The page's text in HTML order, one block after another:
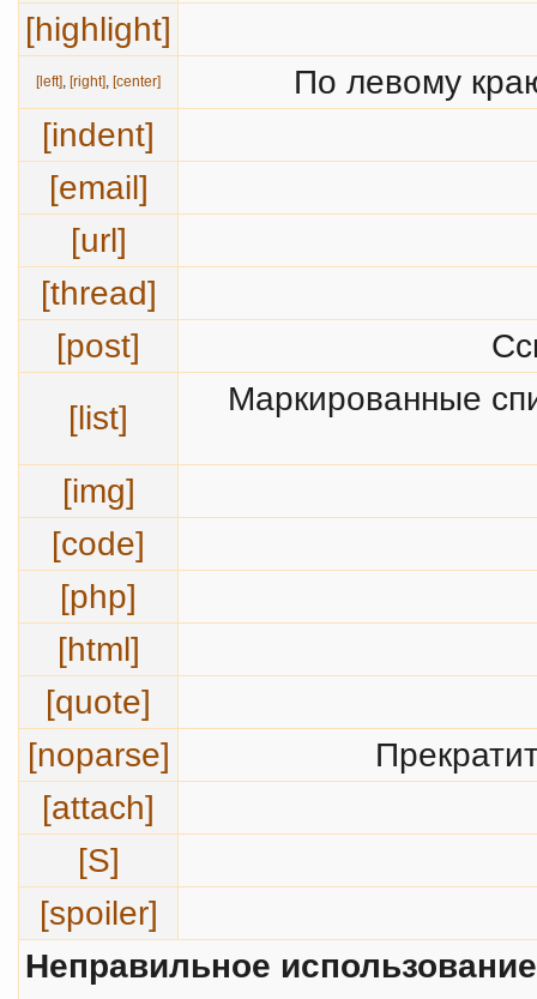
[highlight]
[left], [right], [center]
По левому
[indent]
[email]
[url]
[thread]
[post]
[list]
Маркированные
[img]
[code]
[php]
[html]
[quote]
[noparse]
[attach]
[S]
[spoiler]
Неправильное